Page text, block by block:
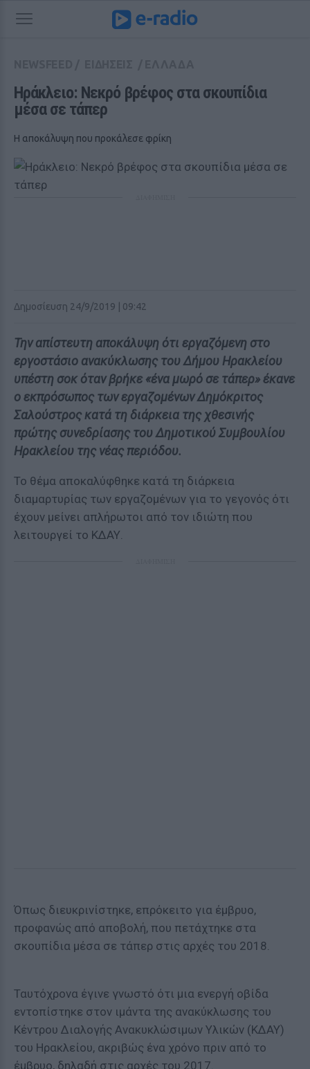
Ηράκλειο: Νεκρό βρέφος στα σκουπίδια
μέσα σε τάπερ
Η αποκάλυψη που προκάλεσε φρίκη
Δημοσίευση 24/9/2019 | 09:42
Την απίστευτη αποκάλυψη ότι εργαζόμενη στο
εργοστάσιο ανακύκλωσης του Δήμου Ηρακλείου
υπέστη σοκ όταν βρήκε «ένα μωρό σε τάπερ» έκανε
ο εκπρόσωπος των εργαζομένων Δημόκριτος
Σαλούστρος κατά τη διάρκεια της χθεσινής
πρώτης συνεδρίασης του Δημοτικού Συμβουλίου
Ηρακλείου της νέας περιόδου.
Το θέμα αποκαλύφθηκε κατά τη διάρκεια
διαμαρτυρίας των εργαζομένων για το γεγονός ότι
έχουν μείνει απλήρωτοι από τον ιδιώτη που
λειτουργεί το ΚΔΑΥ.
Όπως διευκρινίστηκε, επρόκειτο για έμβρυο,
προφανώς από αποβολή, που πετάχτηκε στα
σκουπίδια μέσα σε τάπερ στις αρχές του 2018.
Ταυτόχρονα έγινε γνωστό ότι μια ενεργή οβίδα
εντοπίστηκε στον ιμάντα της ανακύκλωσης του
Κέντρου Διαλογής Ανακυκλώσιμων Υλικών (ΚΔΑΥ)
του Ηρακλείου, ακριβώς ένα χρόνο πριν από το
έμβρυο, δηλαδή στις αρχές του 2017.